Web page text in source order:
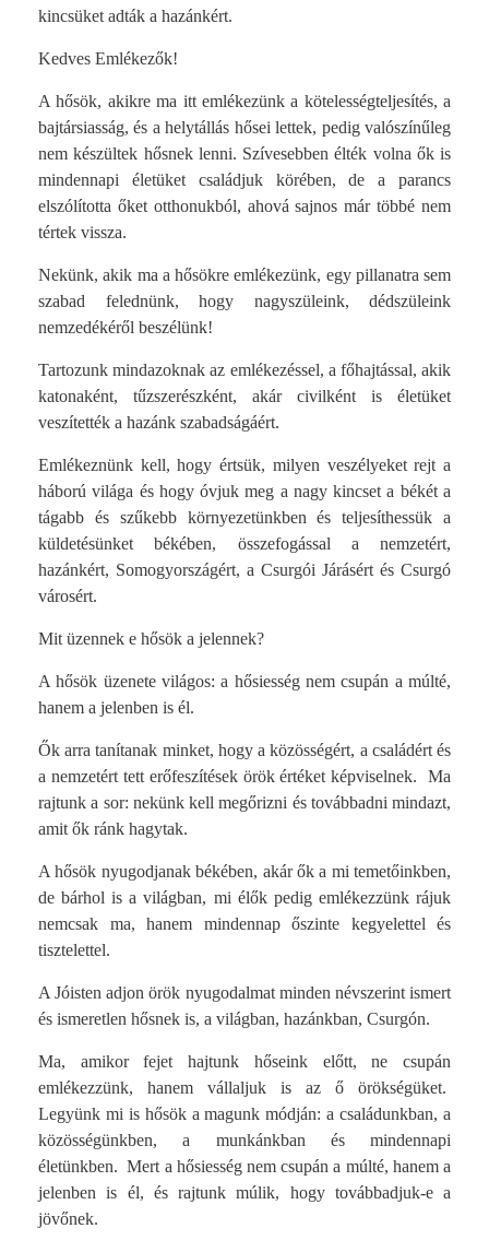
kincsüket adták a hazánkért.
Kedves Emlékezők!
A hősök, akikre ma itt emlékezünk a kötelességteljesítés, a
bajtársiasság, és a helytállás hősei lettek, pedig valószínűleg
nem készültek hősnek lenni. Szívesebben élték volna ők is
mindennapi életüket családjuk körében, de a parancs
elszólította őket otthonukból, ahová sajnos már többé nem
tértek vissza.
Nekünk, akik ma a hősökre emlékezünk, egy pillanatra sem
szabad felednünk, hogy nagyszüleink, dédszüleink
nemzedékéről beszélünk!
Tartozunk mindazoknak az emlékezéssel, a főhajtással, akik
katonaként, tűzszerészként, akár civilként is életüket
veszítették a hazánk szabadságáért.
Emlékeznünk kell, hogy értsük, milyen veszélyeket rejt a
háború világa és hogy óvjuk meg a nagy kincset a békét a
tágabb és szűkebb környezetünkben és teljesíthessük a
küldetésünket békében, összefogással a nemzetért,
hazánkért, Somogyországért, a Csurgói Járásért és Csurgó
városért.
Mit üzennek e hősök a jelennek?
A hősök üzenete világos: a hősiesség nem csupán a múlté,
hanem a jelenben is él.
Ők arra tanítanak minket, hogy a közösségért, a családért és
a nemzetért tett erőfeszítések örök értéket képviselnek. Ma
rajtunk a sor: nekünk kell megőrizni és továbbadni mindazt,
amit ők ránk hagytak.
A hősök nyugodjanak békében, akár ők a mi temetőinkben,
de bárhol is a világban, mi élők pedig emlékezzünk rájuk
nemcsak ma, hanem mindennap őszinte kegyelettel és
tisztelettel.
A Jóisten adjon örök nyugodalmat minden névszerint ismert
és ismeretlen hősnek is, a világban, hazánkban, Csurgón.
Ma, amikor fejet hajtunk hőseink előtt, ne csupán
emlékezzünk, hanem vállaljuk is az ő örökségüket.
Legyünk mi is hősök a magunk módján: a családunkban, a
közösségünkben, a munkánkban és mindennapi
életünkben. Mert a hősiesség nem csupán a múlté, hanem a
jelenben is él, és rajtunk múlik, hogy továbbadjuk-e a
jövőnek.